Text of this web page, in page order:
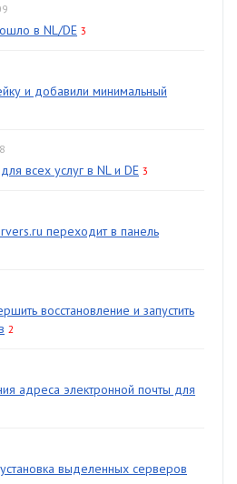
в NL/DE 3
и добавили минимальный
всех услуг в NL и DE 3
переходит в панель
восстановление и запустить
2
адреса электронной почты для
выделенных серверов